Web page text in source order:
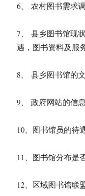
6、 农村图书需求
7、 县乡图书馆现
遇，图书资料及服
8、 县乡图书馆的
9、 政府网站的信
10、图书馆员的待
11、图书馆分布是
12、区域图书馆联